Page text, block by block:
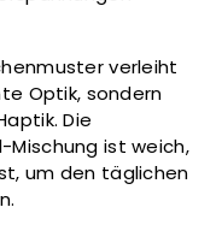
verleiht
Optik, sondern
Die
ist weich,
um den täglichen